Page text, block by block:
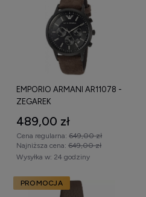
EMPORIO ARMANI AR11078 -
ZEGAREK
489,00 zł
Cena regularna: 649,00 zł
Najniższa cena: 649,00 zł
Wysyłka w: 24 godziny
PROMOCJA